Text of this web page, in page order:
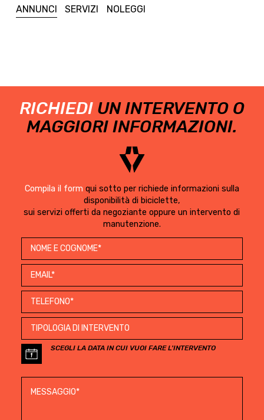
ANNUNCI SERVIZI NOLEGGI
RICHIEDIUN INTERVENTO O
MAGGIORI INFORMAZIONI.
Compila il form qui sotto per richiede informazioni sulla
disponibilità di biciclette,
sui servizi offerti da negoziante oppure un intervento di
manutenzione.
SCEGLI LA DATA IN CUI VUOI FARE L'INTERVENTO